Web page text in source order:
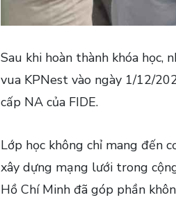
Sau khi hoàn thành khóa
vua KPNest vào ngày 1/12/
cấp NA của FIDE.
Lớp học không chỉ mang đến
xây dựng mạng lưới trong
Hồ Chí Minh đã góp phần